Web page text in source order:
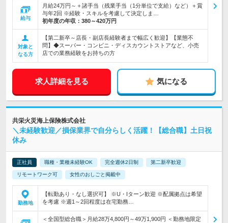
給与
月給24万円～＋諸手当（残業手当（1分単位で支給）など）＋賞
与年2回 ※経験・スキルを考慮して決定しま…
初年度の年収： 380～420万円
対象と
なる方
【第二新卒～店長・副店長経験者まで幅広く歓迎】【業態不
問】◆スーパー・コンビニ・ディスカウントストアなど、小売
店での業務経験をお持ちの方
求人詳細を見る 気になる
共栄火災海上保険株式会社
＼未経験歓迎／損保業界で自分らしく活躍！【総合職】土日祝
休み
正社員 職種・業種未経験OK 完全週休2日制 第二新卒歓迎
リモートワーク可 女性のおしごと掲載中
勤務地
【転勤あり・なし選択可】 ※U・Iターン歓迎 ※配属拠点は希望
を考慮 ※週1～2回程度は在宅勤務…
＜全国型総合職＞月給28万4,800円～49万1,900円 ＜勤務地限定